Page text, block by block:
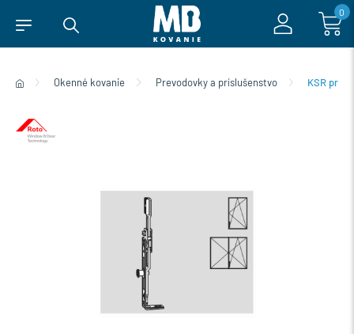
0
Okenné kovanie Prevodovky a príslušenstvo KSR